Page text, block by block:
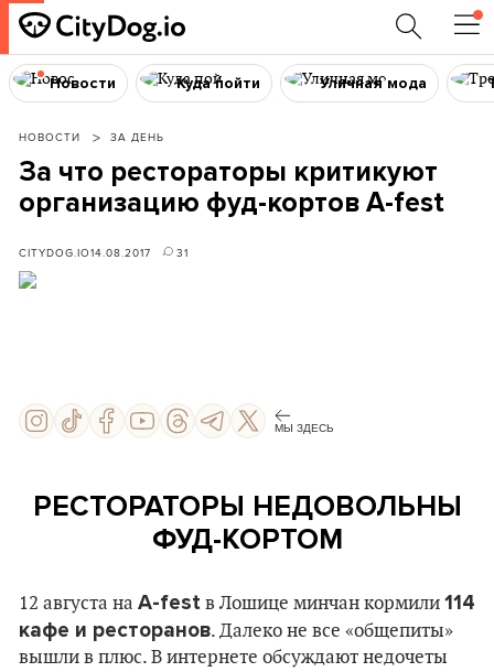
Новости Куда пойти Уличная мода
НОВОСТИ ЗА ДЕНЬ
За что рестораторы критикуют
организацию фуд-кортов A-fest
CITYDOG.IO14.08.2017 31
МЫ ЗДЕСЬ
РЕСТОРАТОРЫ НЕДОВОЛЬНЫ
ФУД-КОРТОМ
12 августа на A-fest в Лошице минчан кормили 114
кафе и ресторанов. Далеко не все «общепиты»
вышли в плюс. В интернете обсуждают недочеты